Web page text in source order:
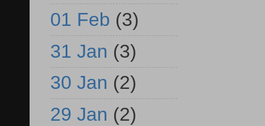
01 Feb (3)
31 Jan (3)
30 Jan (2)
29 Jan (2)